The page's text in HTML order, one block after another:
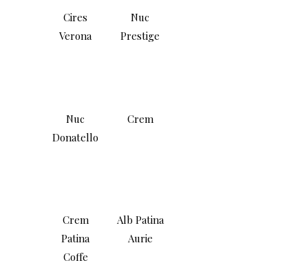
Cires
Verona
Nuc
Prestige
Nuc
Donatello
Crem
Crem
Patina
Coffe
Alb Patina
Aurie